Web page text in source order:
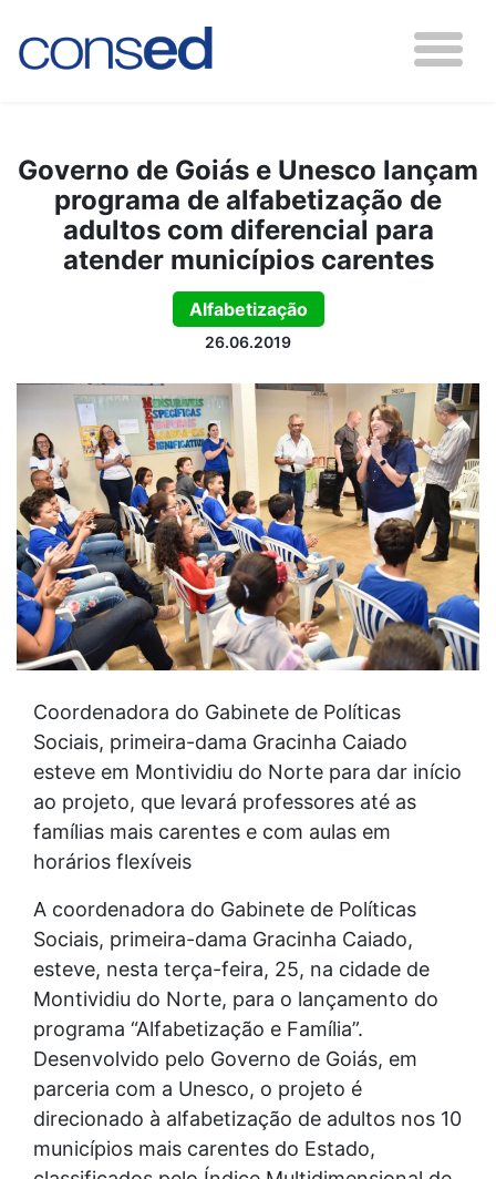
Governo de Goiás e Unesco lançam
programa de alfabetização de
adultos com diferencial para
atender municípios carentes
Alfabetização
26.06.2019
Coordenadora do Gabinete de Políticas
Sociais, primeira-dama Gracinha Caiado
esteve em Montividiu do Norte para dar início
ao projeto, que levará professores até as
famílias mais carentes e com aulas em
horários flexíveis
A coordenadora do Gabinete de Políticas
Sociais, primeira-dama Gracinha Caiado,
esteve, nesta terça-feira, 25, na cidade de
Montividiu do Norte, para o lançamento do
programa “Alfabetização e Família”.
Desenvolvido pelo Governo de Goiás, em
parceria com a Unesco, o projeto é
direcionado à alfabetização de adultos nos 10
municípios mais carentes do Estado,